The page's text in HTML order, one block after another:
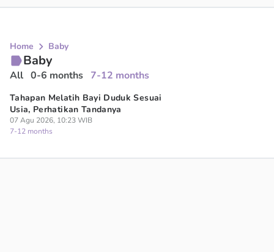
Home Baby
Baby
All 0-6 months 7-12 months
BPJS? Ini Faktanya
07 Agu 2026, 16:51 WIB
7-12 months
Tahapan Melatih Bayi Duduk Sesuai
Usia, Perhatikan Tandanya
07 Agu 2026, 10:23 WIB
7-12 months